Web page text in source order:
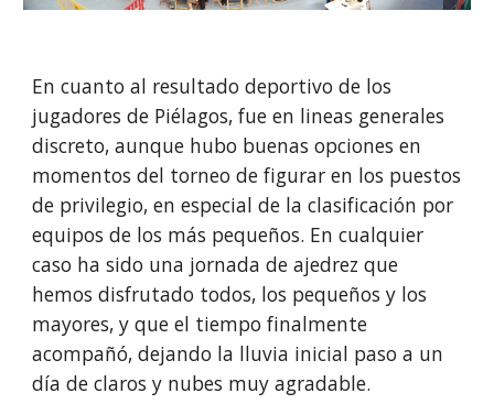
En cuanto al resultado deportivo de los
jugadores de Piélagos, fue en lineas generales
discreto, aunque hubo buenas opciones en
momentos del torneo de figurar en los puestos
de privilegio, en especial de la clasificación por
equipos de los más pequeños. En cualquier
caso ha sido una jornada de ajedrez que
hemos disfrutado todos, los pequeños y los
mayores, y que el tiempo finalmente
acompañó, dejando la lluvia inicial paso a un
día de claros y nubes muy agradable.